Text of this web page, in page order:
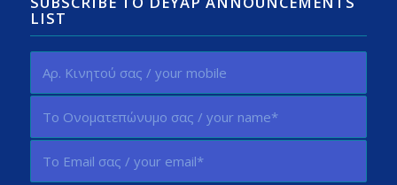
LIST